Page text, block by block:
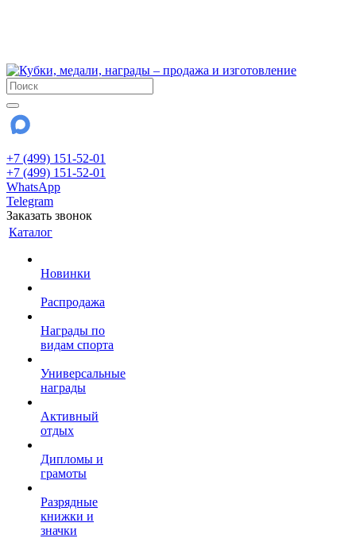
+7 (499) 151-52-01
+7 (499) 151-52-01
WhatsApp
Telegram
Заказать звонок
Каталог
Новинки
Распродажа
Награды по
видам спорта
Универсальные
награды
Активный
отдых
Дипломы и
грамоты
Разрядные
книжки и
значки